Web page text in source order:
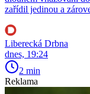
zařídil jedinou a
Liberecká Drbna
dnes, 19:24
2 min
Reklama